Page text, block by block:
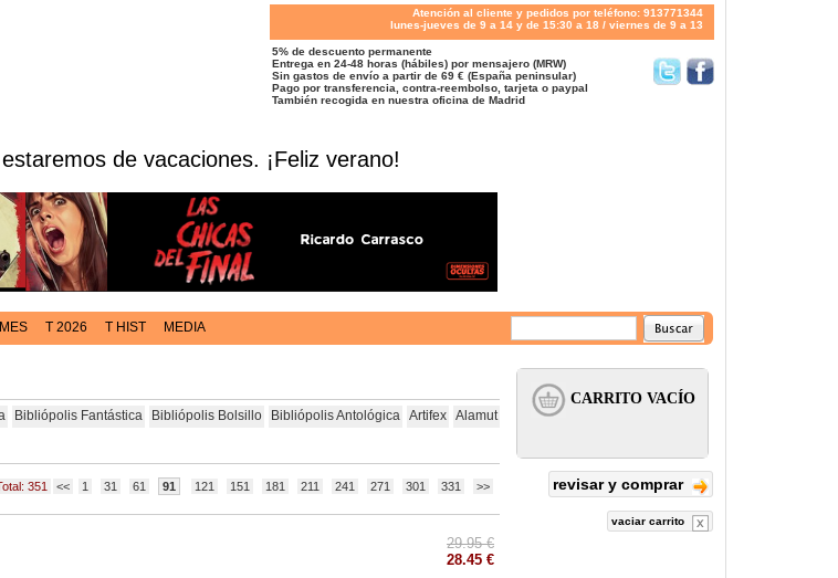
Atención al cliente y pedidos por teléfono: 913771344
lunes-jueves de 9 a 14 y de 15:30 a 18 / viernes de 9 a 13
5% de descuento permanente
Entrega en 24-48 horas (hábiles) por mensajero (MRW)
Sin gastos de envío a partir de 69 € (España peninsular)
Pago por transferencia, contra-reembolso, tarjeta o paypal
También recogida en nuestra oficina de Madrid
de vacaciones. ¡Feliz verano!
T 2026 T HIST MEDIA
Alamut
Artifex
Bibliópolis Antológica
Bibliópolis Bolsillo
Bibliópolis Fantástica
351 << 1 31 61 91 121 151 181 211 241 271 301 331 >>
29.95 €
28.45 €
revisar y comprar
vaciar carrito